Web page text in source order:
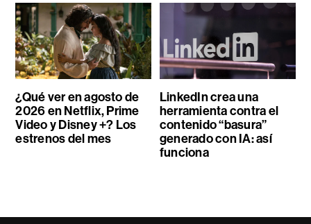
¿Qué ver en agosto de
2026 en Netflix, Prime
Video y Disney +? Los
estrenos del mes
LinkedIn crea una
herramienta contra el
contenido “basura”
generado con IA: así
funciona